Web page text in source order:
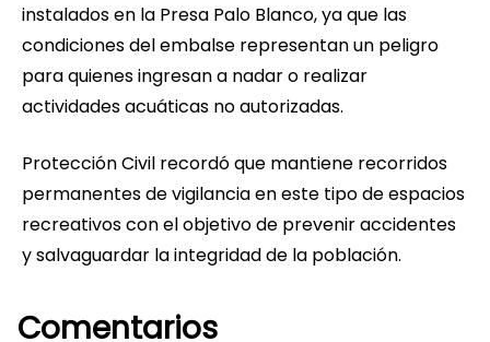
instalados en la Presa Palo Blanco, ya que las
condiciones del embalse representan un peligro
para quienes ingresan a nadar o realizar
actividades acuáticas no autorizadas.
Protección Civil recordó que mantiene recorridos
permanentes de vigilancia en este tipo de espacios
recreativos con el objetivo de prevenir accidentes
y salvaguardar la integridad de la población.
Comentarios